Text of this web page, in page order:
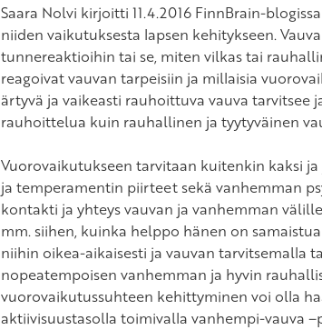
Saara Nolvi kirjoitti 11.4.2016 FinnBrain-
niiden vaikutuksesta lapsen kehitykseen.
tunnereaktioihin tai se, miten vilkas tai
reagoivat vauvan tarpeisiin ja millaisia
ärtyvä ja vaikeasti rauhoittuva vauva tarvitsee
rauhoittelua kuin rauhallinen ja tyytyväinen
Vuorovaikutukseen tarvitaan kuitenkin kaksi
ja temperamentin piirteet sekä vanhemman
kontakti ja yhteys vauvan ja vanhemman
mm. siihen, kuinka helppo hänen on
niihin oikea-aikaisesti ja vauvan tarvitsemalla
nopeatempoisen vanhemman ja hyvin
vuorovaikutussuhteen kehittyminen voi olla
aktiivisuustasolla toimivalla vanhempi-vauva